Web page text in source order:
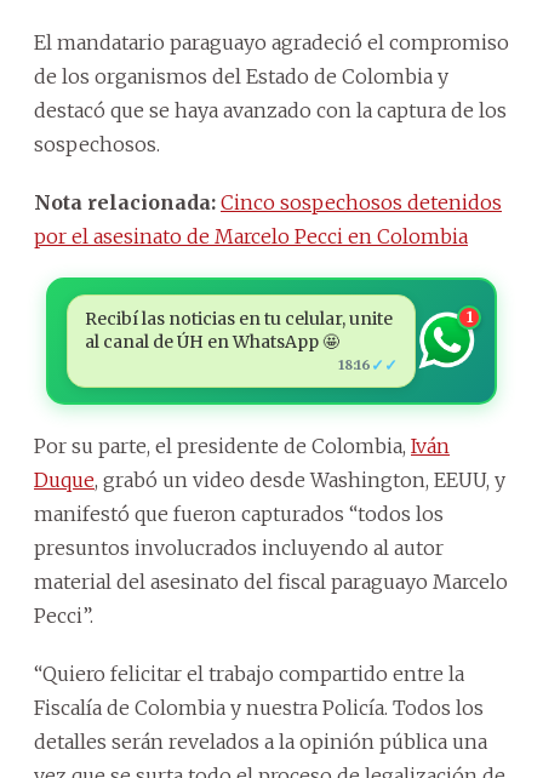
El mandatario paraguayo agradeció el compromiso
de los organismos del Estado de Colombia y
destacó que se haya avanzado con la captura de los
sospechosos.
Nota relacionada: Cinco sospechosos detenidos
por el asesinato de Marcelo Pecci en Colombia
Recibí las noticias en tu celular, unite
al canal de ÚH en WhatsApp 🤩
18:16 ✓✓
1
Por su parte, el presidente de Colombia, Iván
Duque, grabó un video desde Washington, EEUU, y
manifestó que fueron capturados “todos los
presuntos involucrados incluyendo al autor
material del asesinato del fiscal paraguayo Marcelo
Pecci”.
“Quiero felicitar el trabajo compartido entre la
Fiscalía de Colombia y nuestra Policía. Todos los
detalles serán revelados a la opinión pública una